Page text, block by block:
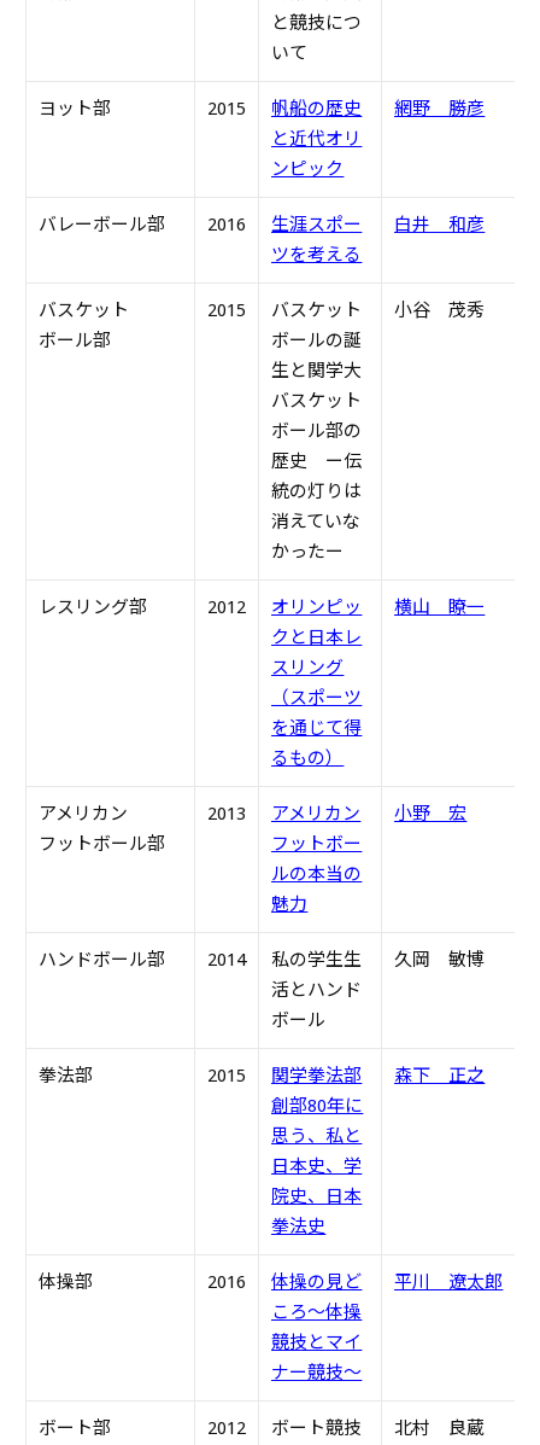
と競技につ
いて
ヨット部 2015
帆船の歴史
と近代オリ
ンピック
網野 勝彦
バレーボール部 2016
生涯スポー
ツを考える
白井 和彦
バスケット
ボール部
2015
バスケット
ボールの誕
生と関学大
バスケット
ボール部の
歴史 ー伝
統の灯りは
消えていな
かったー
小谷 茂秀
レスリング部 2012
オリンピッ
クと日本レ
スリング
（スポーツ
を通じて得
るもの）
横山 瞭一
アメリカン
フットボール部
2013
アメリカン
フットボー
ルの本当の
魅力
小野 宏
ハンドボール部 2014
私の学生生
活とハンド
ボール
久岡 敏博
拳法部 2015
関学拳法部
創部80年に
思う、私と
日本史、学
院史、日本
拳法史
森下 正之
体操部 2016
体操の見ど
ころ～体操
競技とマイ
ナー競技～
平川 遼太郎
ボート部 2012
ボート競技
北村 良蔵